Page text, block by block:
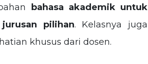
bahasa akademik untuk
pilihan. Kelasnya juga
khusus dari dosen.